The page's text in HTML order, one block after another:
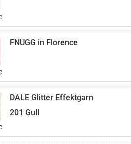
FNUGG in Florence
DALE Glitter Effektgarn
201 Gull